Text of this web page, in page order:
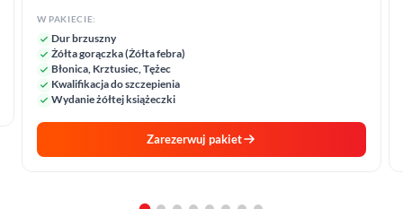
W PAKIECIE:
Dur brzuszny
Żółta gorączka (Żółta febra)
Błonica, Krztusiec, Tężec
Kwalifikacja do szczepienia
Wydanie żółtej książeczki
Zarezerwuj pakiet